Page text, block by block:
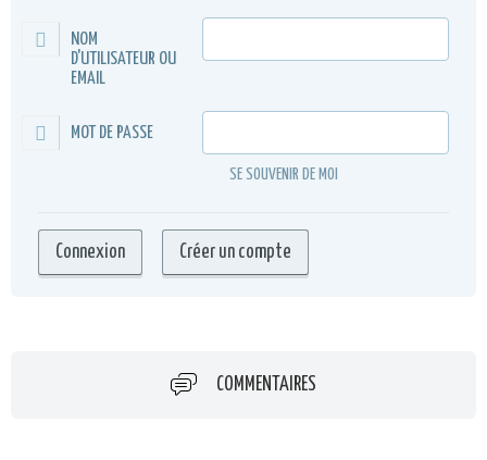
NOM
D'UTILISATEUR OU
EMAIL
MOT DE PASSE
SE SOUVENIR DE MOI
COMMENTAIRES